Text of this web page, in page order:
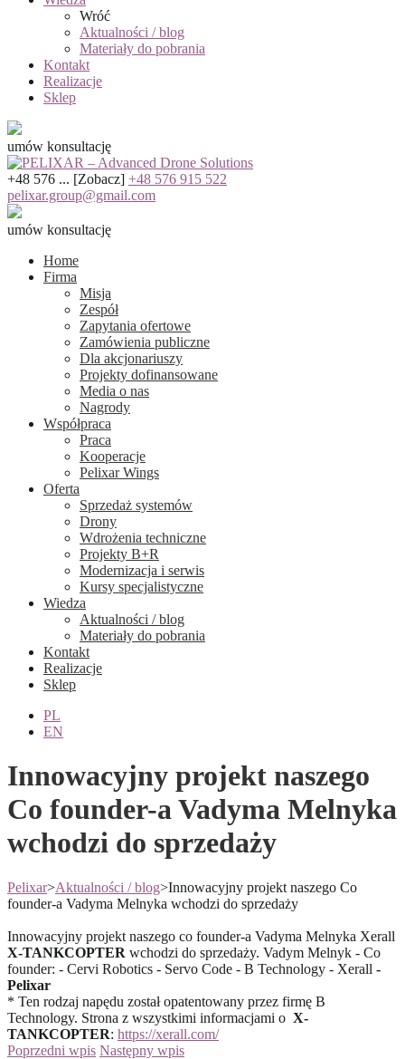
Wróć
Aktualności / blog
Materiały do pobrania
Kontakt
Realizacje
Sklep
umów konsultację
+48 576 ... [Zobacz] +48 576 915 522
pelixar.group@gmail.com
umów konsultację
Home
Firma
Misja
Zespół
Zapytania ofertowe
Zamówienia publiczne
Dla akcjonariuszy
Projekty dofinansowane
Media o nas
Nagrody
Współpraca
Praca
Kooperacje
Pelixar Wings
Oferta
Sprzedaż systemów
Drony
Wdrożenia techniczne
Projekty B+R
Modernizacja i serwis
Kursy specjalistyczne
Wiedza
Aktualności / blog
Materiały do pobrania
Kontakt
Realizacje
Sklep
PL
EN
Innowacyjny projekt naszego
Co founder-a Vadyma Melnyka
wchodzi do sprzedaży
Pelixar>Aktualności / blog>Innowacyjny projekt naszego Co
founder-a Vadyma Melnyka wchodzi do sprzedaży
Innowacyjny projekt naszego co founder-a Vadyma Melnyka Xerall
X-TANKCOPTER wchodzi do sprzedaży. Vadym Melnyk - Co
founder: - Cervi Robotics - Servo Code - B Technology - Xerall -
Pelixar
* Ten rodzaj napędu został opatentowany przez firmę B
Technology. Strona z wszystkimi informacjami o X-
TANKCOPTER: https://xerall.com/
Poprzedni wpis Następny wpis